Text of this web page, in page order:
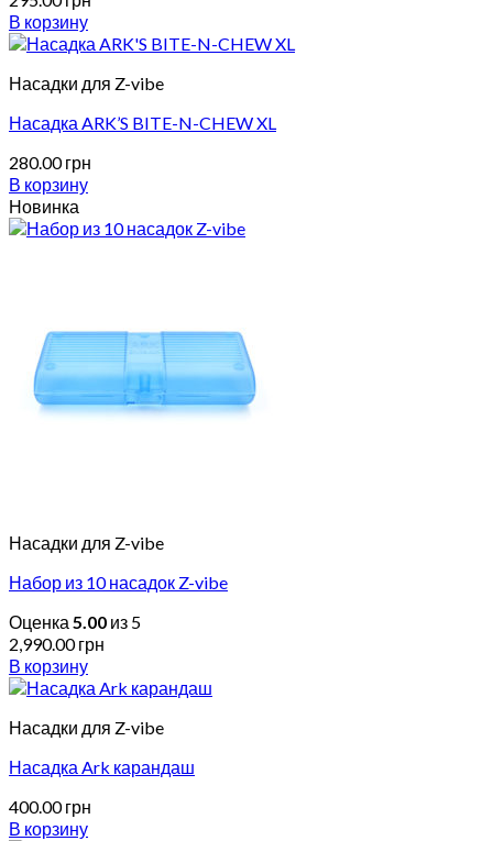
В корзину
Насадки для Z-vibe
Насадка ARK’S BITE-N-CHEW XL
280.00грн
В корзину
Новинка
Насадки для Z-vibe
Набор из 10 насадок Z-vibe
Оценка 5.00 из 5
2,990.00грн
В корзину
Насадки для Z-vibe
Насадка Ark карандаш
400.00грн
В корзину